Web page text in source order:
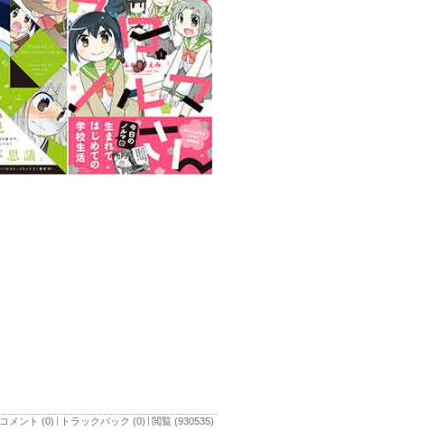
コメント (0) トラックバック (0) 閲覧 (930535)